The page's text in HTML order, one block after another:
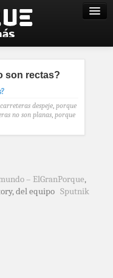
son rectas?
carreteras despeje, porque
no son planas, porque
– ElGranPorque,
del equipo Sputnik